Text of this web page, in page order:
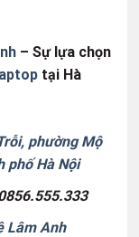
– Sự lựa chọn
laptop tại Hà
phường Mộ
phố Hà Nội
Lâm Anh